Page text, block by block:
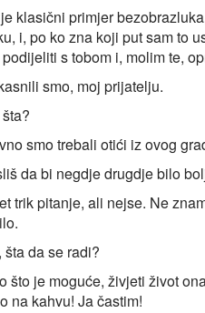
klasični primjer
i, po ko zna koji put sam to
s tobom i, molim te,
smo, moj prijatelju.
smo trebali otići iz ovog
da bi negdje drugdje bilo
trik pitanje, ali nejse. Ne
šta da se radi?
što je moguće, živjeti život
na kahvu! Ja častim!